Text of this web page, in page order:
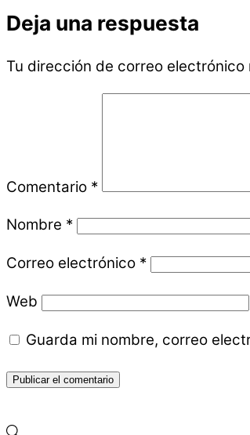
Deja una respuesta
Tu dirección de correo electrónico
Comentario *
Nombre *
Correo electrónico *
Web
Guarda mi nombre, correo